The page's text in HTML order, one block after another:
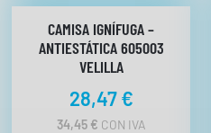
CAMISA IGNÍFUGA –
ANTIESTÁTICA 605003
VELILLA
28,47€
34,45 € CON IVA